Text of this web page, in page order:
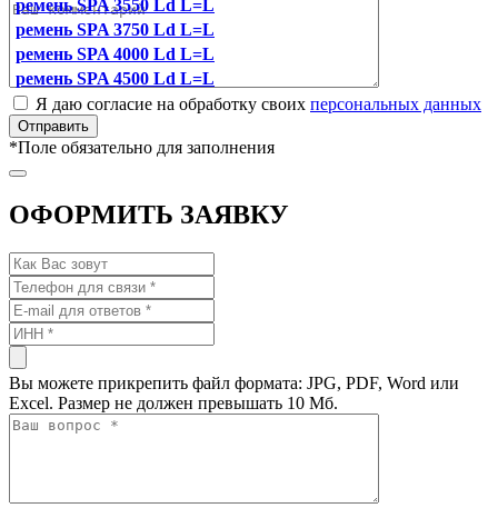
ремень SPA 3550 Ld L=L
ремень SPA 3750 Ld L=L
ремень SPA 4000 Ld L=L
ремень SPA 4500 Ld L=L
Я даю согласие на обработку своих персональных данных
*Поле обязательно для заполнения
ОФОРМИТЬ ЗАЯВКУ
Вы можете прикрепить файл формата: JPG, PDF, Word или
Excel. Размер не должен превышать 10 Мб.